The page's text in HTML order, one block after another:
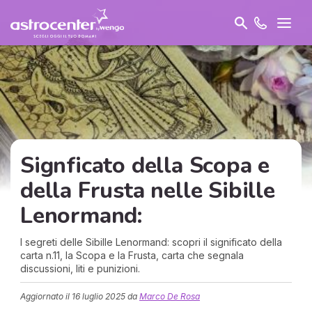
Signficato della Scopa e
della Frusta nelle Sibille
Lenormand:
I segreti delle Sibille Lenormand: scopri il significato della
carta n.11, la Scopa e la Frusta, carta che segnala
discussioni, liti e punizioni.
Aggiornato il 16 luglio 2025 da Marco De Rosa